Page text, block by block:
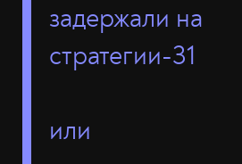
задержали на
стратегии-31
или